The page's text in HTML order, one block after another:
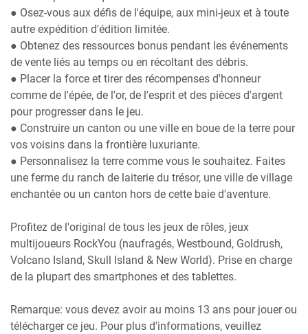
● Osez-vous aux défis de l'équipe, aux mini-jeux et à toute
autre expédition d'édition limitée.
● Obtenez des ressources bonus pendant les événements
de vente liés au temps ou en récoltant des débris.
● Placer la force et tirer des récompenses d'honneur
comme de l'épée, de l'or, de l'esprit et des pièces d'argent
pour progresser dans le jeu.
● Construire un canton ou une ville en boue de la terre pour
vos voisins dans la frontière luxuriante.
● Personnalisez la terre comme vous le souhaitez. Faites
une ferme du ranch de laiterie du trésor, une ville de village
enchantée ou un canton hors de cette baie d'aventure.
Profitez de l'original de tous les jeux de rôles, jeux
multijoueurs RockYou (naufragés, Westbound, Goldrush,
Volcano Island, Skull Island & New World). Prise en charge
de la plupart des smartphones et des tablettes.
Remarque: vous devez avoir au moins 13 ans pour jouer ou
télécharger ce jeu. Pour plus d'informations, veuillez